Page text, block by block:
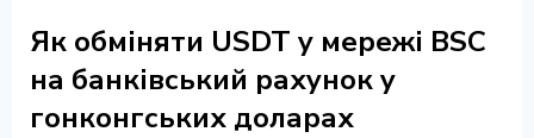
Як обміняти USDT у мережі BSC
на банківський рахунок у
гонконгських доларах